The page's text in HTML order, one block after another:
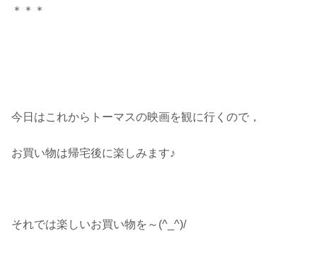
＊＊＊
今日はこれからトーマスの映画を観に行くので，
お買い物は帰宅後に楽しみます♪
それでは楽しいお買い物を～(^_^)/